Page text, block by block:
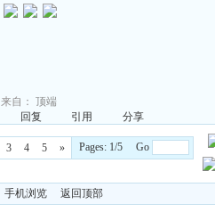
来自： 顶端
回复
引用 分享
3 4 5 » Pages: 1/5 Go
手机浏览 返回顶部